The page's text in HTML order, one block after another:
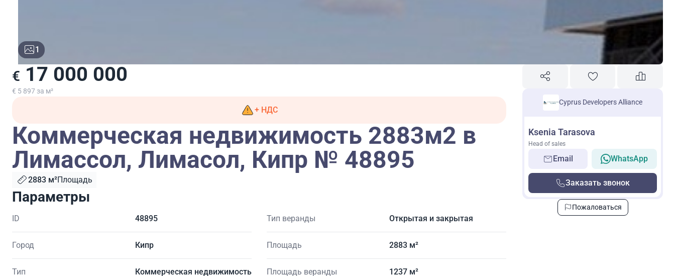
1
€ 17 000 000
€ 5 897 за м²
+ НДС
Коммерческая недвижимость 2883м2 в
Лимассол, Лимасол, Кипр № 48895
2883 м²Площадь
Параметры
ID 48895
Город Кипр
Тип Коммерческая недвижимость
Тип веранды Открытая и закрытая
Площадь 2883 м²
Площадь веранды 1237 м²
Cyprus Developers Alliance
Ksenia Tarasova
Head of sales
Email WhatsApp
Заказать звонок
Пожаловаться